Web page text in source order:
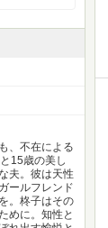
、不在による
15歳の美し
夫。彼は天性
ールフレンド
。柊子はその
めに。知性と